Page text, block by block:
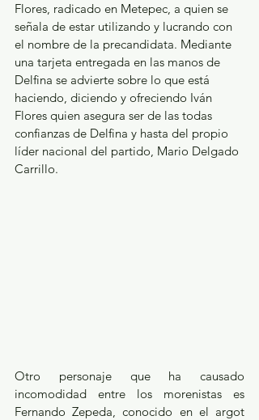
Flores, radicado en Metepec, a quien se
señala de estar utilizando y lucrando con
el nombre de la precandidata. Mediante
una tarjeta entregada en las manos de
Delfina se advierte sobre lo que está
haciendo, diciendo y ofreciendo Iván
Flores quien asegura ser de las todas
confianzas de Delfina y hasta del propio
líder nacional del partido, Mario Delgado
Carrillo.
Otro personaje que ha causado
incomodidad entre los morenistas es
Fernando Zepeda, conocido en el argot